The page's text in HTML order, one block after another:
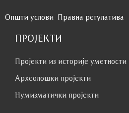
Општи услови Правна регулатива
ПРОЈЕКТИ
Пројекти из историје уметности
Археолошки пројекти
Нумизматички пројекти